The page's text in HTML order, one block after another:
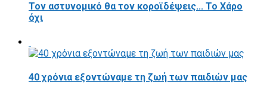
Τον αστυνομικό θα τον κοροϊδέψεις... Το Χάρο
όχι
40 χρόνια εξοντώναμε τη ζωή των παιδιών μας